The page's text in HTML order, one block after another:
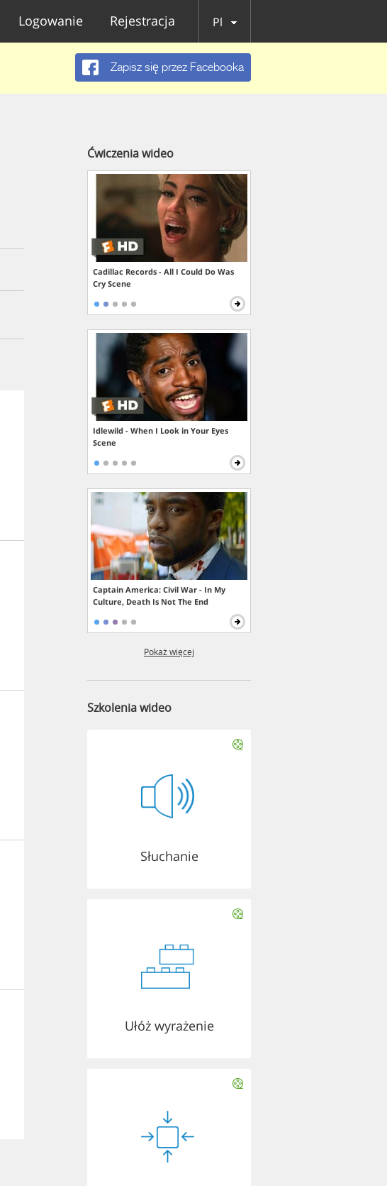
Logowanie Rejestracja Pl
Zapisz się przez Facebooka
Ćwiczenia wideo
Cadillac Records - All I Could Do Was
Cry Scene
Idlewild - When I Look in Your Eyes
Scene
Captain America: Civil War - In My
Culture, Death Is Not The End
Pokaż więcej
Szkolenia wideo
Słuchanie
Ułóż wyrażenie